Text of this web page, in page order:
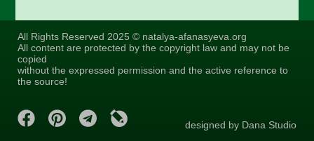
All Rights Reserved 2025 © natalya-afanasyeva.org
All content are protected by the copyright law and may not be
copied
without the expressed permission and the active reference to
the source!
designed by Dana Studio